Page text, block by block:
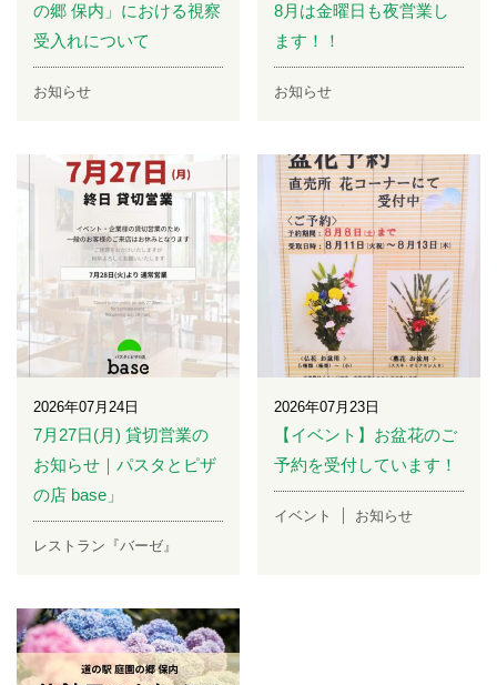
の郷 保内」における視察
受入れについて
お知らせ
8月は金曜日も夜営業し
ます！！
お知らせ
2026年07月24日
7月27日(月) 貸切営業の
お知らせ｜パスタとピザ
の店 base」
レストラン『バーゼ』
2026年07月23日
【イベント】お盆花のご
予約を受付しています！
イベント お知らせ